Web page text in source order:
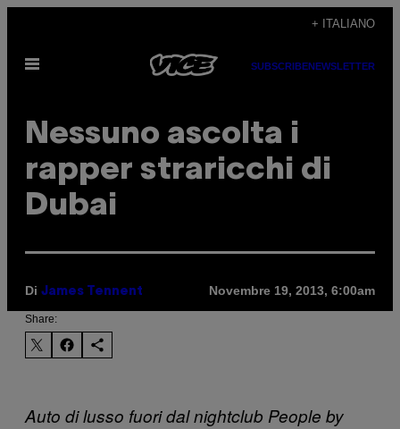
contenuto
+ ITALIANO
Apri
SUBSCRIBENEWSLETTER
Nessuno ascolta i
rapper straricchi di
Dubai
Di James Tennent Novembre 19, 2013, 6:00am
Share:
Auto di lusso fuori dal nightclub People by